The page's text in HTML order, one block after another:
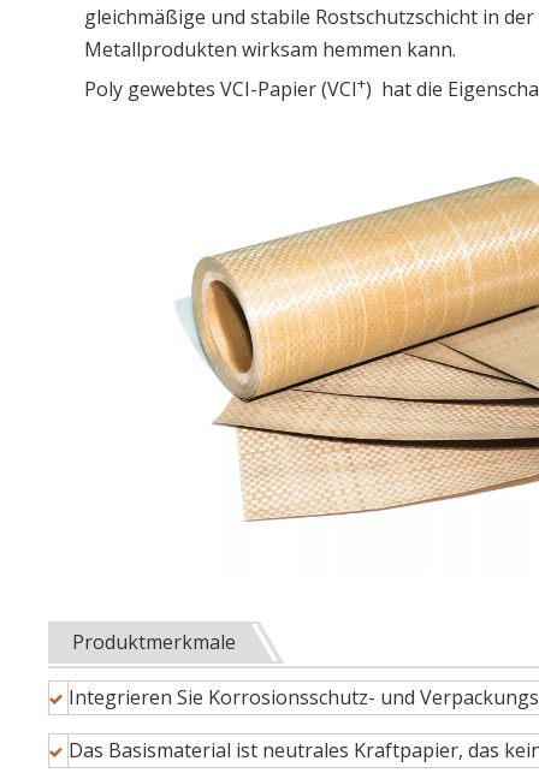
gleichmäßige und stabile Rostschutzschicht in
Metallprodukten wirksam hemmen kann.
Poly gewebtes VCI-Papier (VCI+) hat die
Produktmerkmale
Integrieren Sie Korrosionsschutz- und
Das Basismaterial ist neutrales Kraftpapier, das